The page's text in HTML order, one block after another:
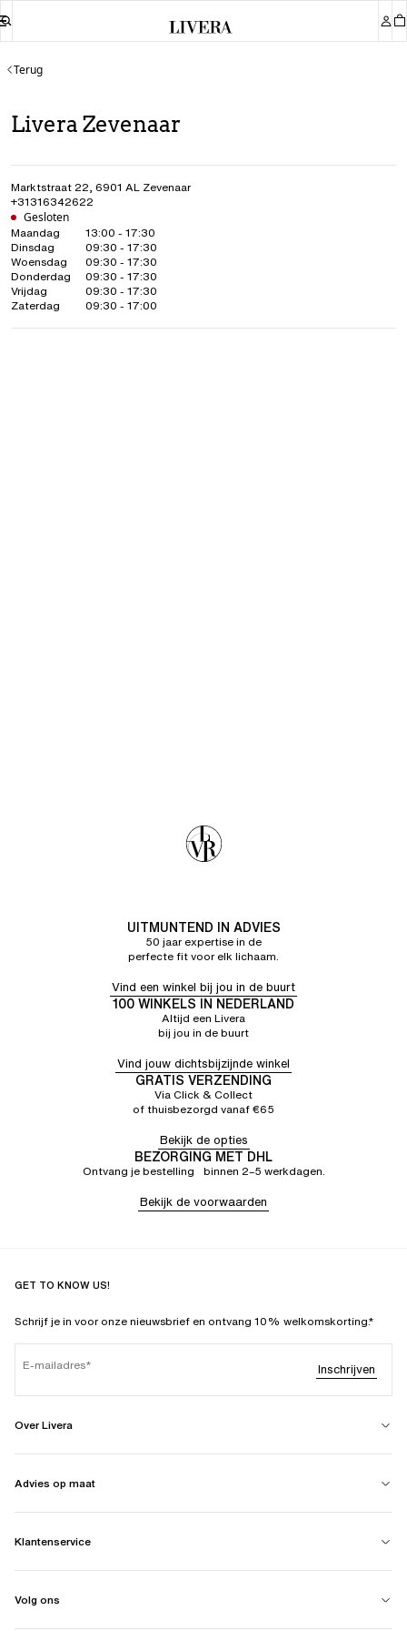
Terug
Livera Zevenaar
Marktstraat 22, 6901 AL Zevenaar
+31316342622
Gesloten
Maandag
13:00 - 17:30
Dinsdag
09:30 - 17:30
Woensdag
09:30 - 17:30
Donderdag
09:30 - 17:30
Vrijdag
09:30 - 17:30
Zaterdag
09:30 - 17:00
UITMUNTEND IN ADVIES
50 jaar expertise in de
perfecte fit voor elk lichaam.
Vind een winkel bij jou in de buurt
100 WINKELS IN NEDERLAND
Altijd een Livera
bij jou in de buurt
Vind jouw dichtsbijzijnde winkel
GRATIS VERZENDING
Via Click & Collect
of thuisbezorgd vanaf €65
Bekijk de opties
BEZORGING MET DHL
Ontvang je bestelling binnen 2–5 werkdagen.
Bekijk de voorwaarden
GET TO KNOW US!
Schrijf je in voor onze nieuwsbrief en ontvang 10% welkomskorting.*
E-mailadres Inschrijven
Over Livera
Advies op maat
Klantenservice
Volg ons